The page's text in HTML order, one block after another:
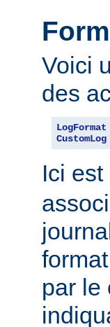
Voici
des
LogFormat
CustomLog
Ici
par le